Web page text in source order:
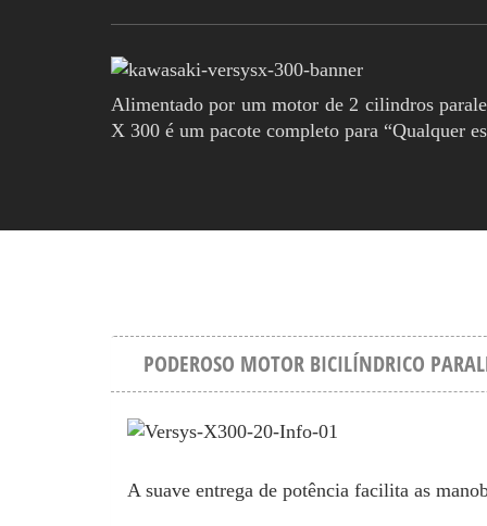
Alimentado por um motor de 2 cilindros
X 300 é um pacote completo para “Qualquer
PODEROSO MOTOR BICILÍNDRICO
A suave entrega de potência facilita as